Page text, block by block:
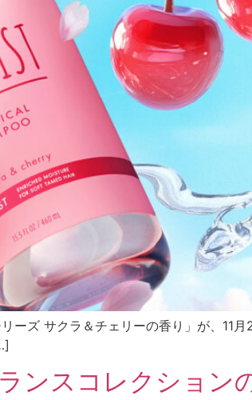
ーズ サクラ＆チェリーの⾹り」が、11
ンスコレクション